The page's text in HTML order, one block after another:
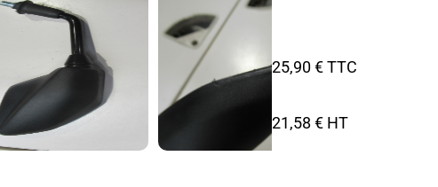
25,90 € TTC
21,58 € HT